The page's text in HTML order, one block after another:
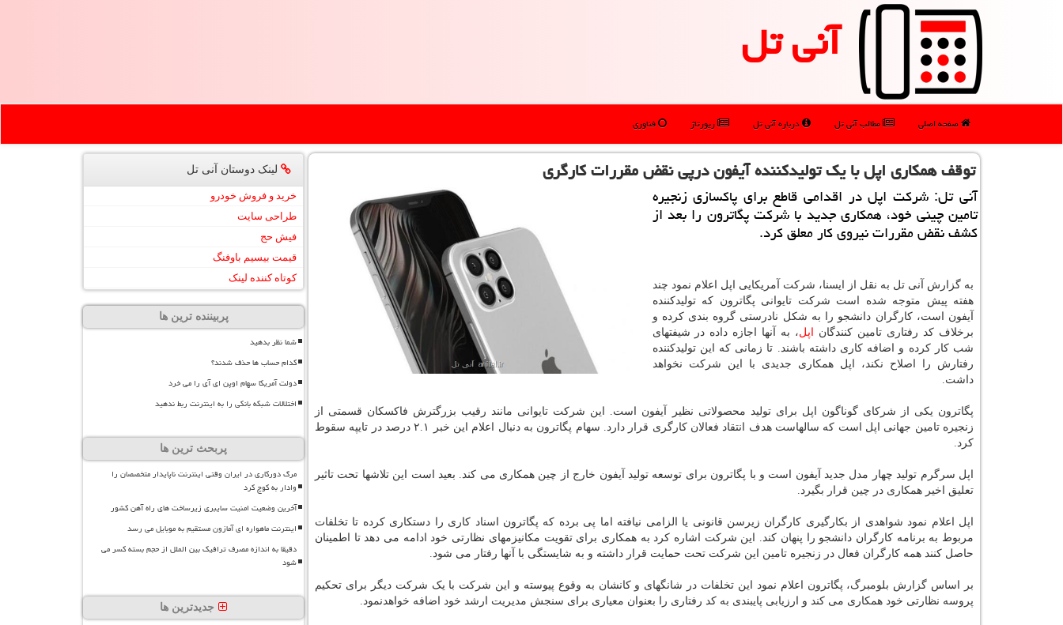
آنی تل
صفحه اصلی مطالب آنی تل درباره آنی تل رپورتاژ فناوری
توقف همكاری اپل با یك تولیدكننده آیفون درپی نقض مقررات كارگری
آنی تل: شركت اپل در اقدامی قاطع برای پاكسازی زنجیره
تامین چینی خود، همكاری جدید با شركت پگاترون را بعد از
كشف نقض مقررات نیروی كار معلق كرد.
به گزارش آنی تل به نقل از ایسنا، شرکت آمریکایی اپل اعلام نمود چند
هفته پیش متوجه شده است شرکت تایوانی پگاترون که تولیدکننده
آیفون است، کارگران دانشجو را به شکل نادرستی گروه بندی کرده و
برخلاف کد رفتاری تامین کنندگان
اپل، به آنها اجازه داده در شیفتهای
شب کار کرده و اضافه کاری داشته باشند. تا زمانی که این تولیدکننده
رفتارش را اصلاح نکند، اپل همکاری جدیدی با این شرکت نخواهد
داشت.
پگاترون یکی از شرکای گوناگون اپل برای تولید محصولاتی نظیر آیفون است. این شرکت تایوانی مانند رقیب بزرگترش فاکسکان قسمتی از
زنجیره تامین جهانی اپل است که سالهاست هدف انتقاد فعالان کارگری قرار دارد. سهام پگاترون به دنبال اعلام این خبر ۲.۱ درصد در تایپه سقوط
کرد.
اپل سرگرم تولید چهار مدل جدید آیفون است و با پگاترون برای توسعه تولید آیفون خارج از چین همکاری می کند. بعید است این تلاشها تحت تاثیر
تعلیق اخیر همکاری در چین قرار بگیرد.
اپل اعلام نمود شواهدی از بکارگیری کارگران زیرسن قانونی یا الزامی نیافته اما پی برده که پگاترون اسناد کاری را دستکاری کرده تا تخلفات
مربوط به برنامه کارگران دانشجو را پنهان کند. این شرکت اشاره کرد به همکاری برای تقویت مکانیزمهای نظارتی خود ادامه می دهد تا اطمینان
حاصل کنند همه کارگران فعال در زنجیره تامین این شرکت تحت حمایت قرار داشته و به شایستگی با آنها رفتار می شود.
بر اساس گزارش بلومبرگ، پگاترون اعلام نمود این تخلفات در شانگهای و کانشان به وقوع پیوسته و این شرکت با یک شرکت دیگر برای تحکیم
پروسه نظارتی خود همکاری می کند و ارزیابی پایبندی به کد رفتاری را بعنوان معیاری برای سنجش مدیریت ارشد خود اضافه خواهدنمود.
لینک دوستان آنی تل
خرید و فروش خودرو
طراحی سایت
فیش حج
قیمت بیسیم باوفنگ
کوتاه کننده لینک
پربیننده ترین ها
شما نظر بدهید
کدام حساب ها حذف شدند؟
دولت آمریکا سهام اوپن ای آی را می خرد
اختلالات شبکه بانکی را به اینترنت ربط ندهید
پربحث ترین ها
مرگ دورکاری در ایران وقتی اینترنت ناپایدار متخصصان را
وادار به کوچ کرد
آخرین وضعیت امنیت سایبری زیرساخت های راه آهن کشور
اینترنت ماهواره ای آمازون مستقیم به موبایل می رسد
دقیقا به اندازه مصرف ترافیک بین الملل از حجم بسته کسر می
شود
جدیدترین ها